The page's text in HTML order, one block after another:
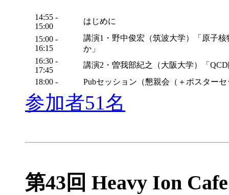
14:55 -
15:00
はじめに
15:00 -
16:15
講演1・野中俊宏（筑波大学）「原子
か」
16:30 -
17:45
講演2・曽我部紀之（大阪大学）「
18:00 -
Pubセッション（懇親会（＋ポスター
参加者51名
第43回 Heavy Ion